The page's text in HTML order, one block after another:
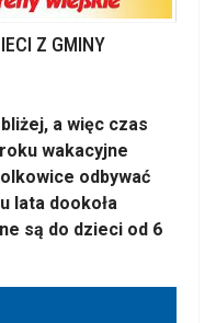
Z GMINY
a więc czas
wakacyjne
odbywać
lata dookoła
są do dzieci od 6